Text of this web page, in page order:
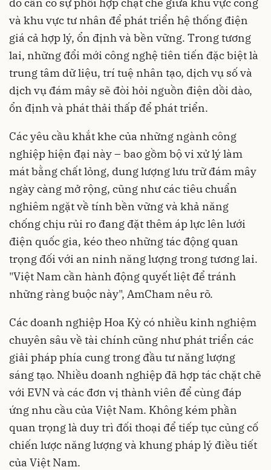
và khu vực tư nhân để phát triển hệ thống điện
giá cả hợp lý, ổn định và bền vững. Trong tương
lai, những đổi mới công nghệ tiên tiến đặc biệt là
trung tâm dữ liệu, trí tuệ nhân tạo, dịch vụ số và
dịch vụ đám mây sẽ đòi hỏi nguồn điện dồi dào,
ổn định và phát thải thấp để phát triển.
Các yêu cầu khắt khe của những ngành công
nghiệp hiện đại này – bao gồm bộ vi xử lý làm
mát bằng chất lỏng, dung lượng lưu trữ đám mây
ngày càng mở rộng, cũng như các tiêu chuẩn
nghiêm ngặt về tính bền vững và khả năng
chống chịu rủi ro đang đặt thêm áp lực lên lưới
điện quốc gia, kéo theo những tác động quan
trọng đối với an ninh năng lượng trong tương lai.
"Việt Nam cần hành động quyết liệt để tránh
những ràng buộc này", AmCham nêu rõ.
Các doanh nghiệp Hoa Kỳ có nhiều kinh nghiệm
chuyên sâu về tài chính cũng như phát triển các
giải pháp phía cung trong đầu tư năng lượng
sáng tạo. Nhiều doanh nghiệp đã hợp tác chặt chẽ
với EVN và các đơn vị thành viên để cùng đáp
ứng nhu cầu của Việt Nam. Không kém phần
quan trọng là duy trì đối thoại để tiếp tục củng cố
chiến lược năng lượng và khung pháp lý điều tiết
của Việt Nam.